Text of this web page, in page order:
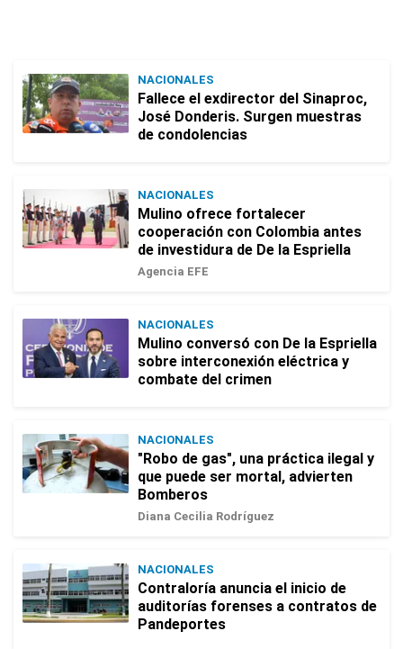
NACIONALES
Fallece el exdirector del Sinaproc,
José Donderis. Surgen muestras
de condolencias
NACIONALES
Mulino ofrece fortalecer
cooperación con Colombia antes
de investidura de De la Espriella
Agencia EFE
NACIONALES
Mulino conversó con De la Espriella
sobre interconexión eléctrica y
combate del crimen
NACIONALES
"Robo de gas", una práctica ilegal y
que puede ser mortal, advierten
Bomberos
Diana Cecilia Rodríguez
NACIONALES
Contraloría anuncia el inicio de
auditorías forenses a contratos de
Pandeportes